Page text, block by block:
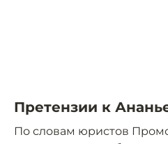
Претензии к
По словам юристов